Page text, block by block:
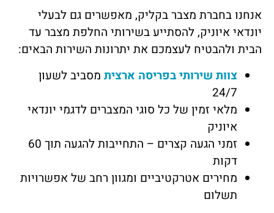
אנחנו בחברת מצבר בקליק, מאפשרים גם לבעלי
יונדאי איוניק, להסתייע בשירותי החלפת מצבר עד
הבית ולהבטיח לעצמכם את יתרונות השירות הבאים:
צוות שירותי בפריסה ארצית מסביב לשעון
24/7
מלאי זמין של כל סוגי המצברים לדגמי יונדאי
איוניק
זמני הגעה קצרים – התחייבות להגעה תוך 60
דקות
מחירים אטרקטיביים ומגוון רחב של אפשרויות
תשלום